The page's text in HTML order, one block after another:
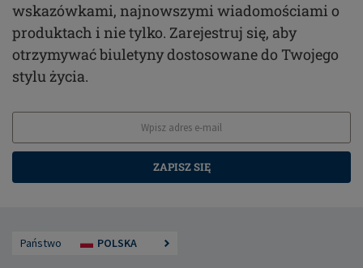
wskazówkami, najnowszymi wiadomościami o
produktach i nie tylko. Zarejestruj się, aby
otrzymywać biuletyny dostosowane do Twojego
stylu życia.
ZAPISZ SIĘ
Państwo POLSKA